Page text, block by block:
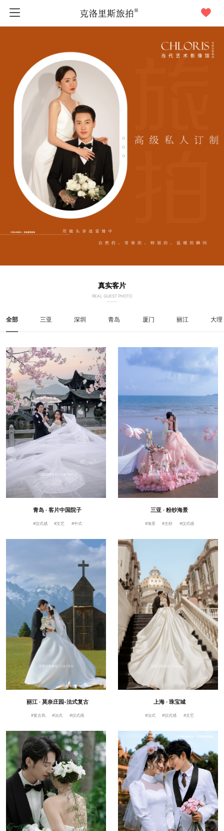
真实客片
REAL GUEST PHOTO
全部 三亚 深圳 青岛 厦门 丽江 大理
青岛 · 客片中国院子
#仪式感 #文艺 #中式
三亚 · 粉纱海景
#海景 #主纱 #仪式感
丽江 · 莫奈庄园-法式复古
#复古风 #法式 #仪式感
上海 · 珠宝城
#法式 #仪式感 #文艺